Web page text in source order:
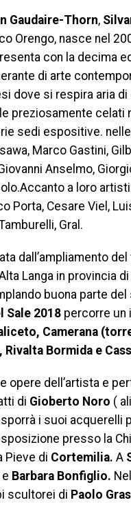
Gaudaire-Thorn,
Orengo, nasce nel
con la decima
di arte
dove si respira aria
preziosamente celati
sedi espositive.
Marco Gastini,
Anselmo,
a loro
Porta, Cesare Viel,
Gral.
dall’ampliamento
Langa in provincia
buona parte del
Sale 2018 percorre un
Camerana
Bormida e
opere dell’artista e
di Gioberto Noro (
i suoi acquerelli
presso la
Pieve di Cortemilia. A
e Barbara Bonfiglio.
scultorei di Paolo